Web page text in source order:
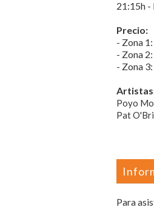
21:15h -
Precio:
- Zona
- Zona
​- Zona
Artistas
Poyo
Pat
Para